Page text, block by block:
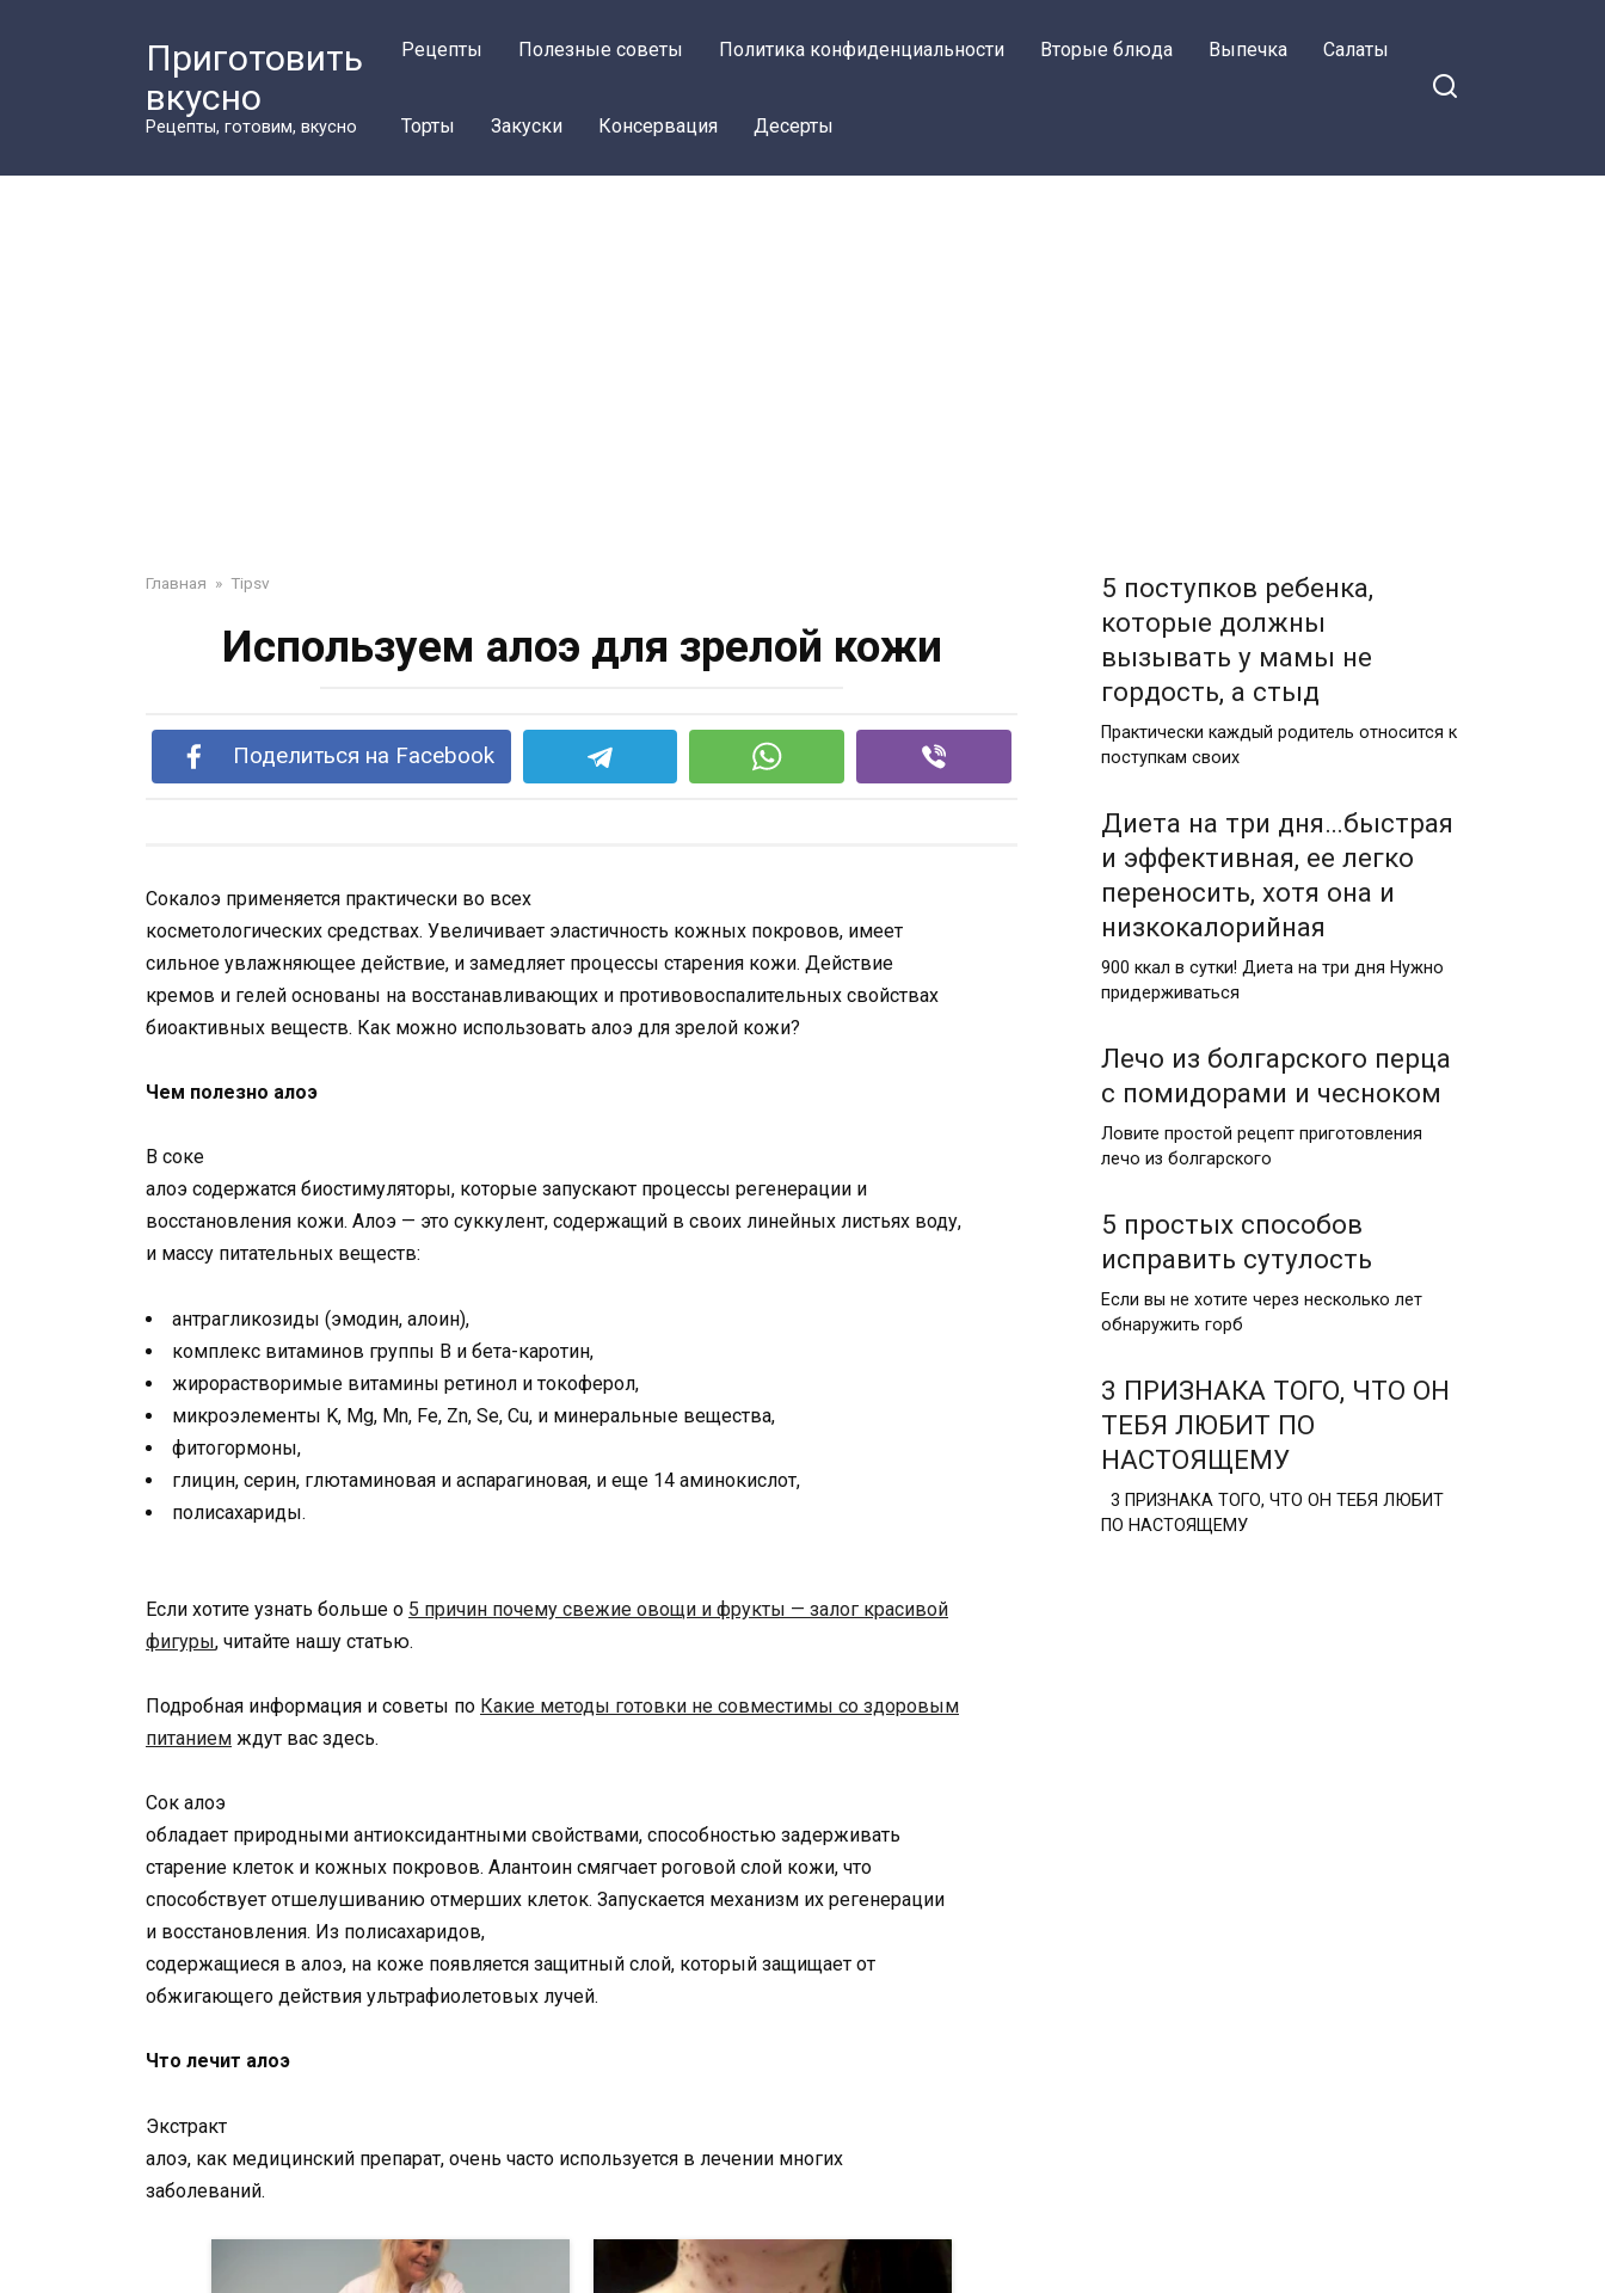
Приготовить
вкусно
Рецепты, готовим, вкусно
Рецепты Полезные советы Политика конфиденциальности Вторые блюда Выпечка Салаты
Торты Закуски Консервация Десерты
Главная » Tipsv
Используем алоэ для зрелой кожи
Поделиться на Facebook
Сокалоэ применяется практически во всех
косметологических средствах. Увеличивает эластичность кожных покровов, имеет
сильное увлажняющее действие, и замедляет процессы старения кожи. Действие
кремов и гелей основаны на восстанавливающих и противовоспалительных свойствах
биоактивных веществ. Как можно использовать алоэ для зрелой кожи?
Чем полезно алоэ
В соке
алоэ содержатся биостимуляторы, которые запускают процессы регенерации и
восстановления кожи. Алоэ — это суккулент, содержащий в своих линейных листьях воду,
и массу питательных веществ:
антрагликозиды (эмодин, алоин),
комплекс витаминов группы В и бета-каротин,
жирорастворимые витамины ретинол и токоферол,
микроэлементы K, Mg, Mn, Fe, Zn, Se, Cu, и минеральные вещества,
фитогормоны,
глицин, серин, глютаминовая и аспарагиновая, и еще 14 аминокислот,
полисахариды.
Если хотите узнать больше о 5 причин почему свежие овощи и фрукты — залог красивой
фигуры, читайте нашу статью.
Подробная информация и советы по Какие методы готовки не совместимы со здоровым
питанием ждут вас здесь.
Сок алоэ
обладает природными антиоксидантными свойствами, способностью задерживать
старение клеток и кожных покровов. Алантоин смягчает роговой слой кожи, что
способствует отшелушиванию отмерших клеток. Запускается механизм их регенерации
и восстановления. Из полисахаридов,
содержащиеся в алоэ, на коже появляется защитный слой, который защищает от
обжигающего действия ультрафиолетовых лучей.
Что лечит алоэ
Экстракт
алоэ, как медицинский препарат, очень часто используется в лечении многих
заболеваний.
5 поступков ребенка,
которые должны
вызывать у мамы не
гордость, а стыд
Практически каждый родитель относится к
поступкам своих
Диета на три дня…быстрая
и эффективная, ее легко
переносить, хотя она и
низкокалорийная
900 ккал в сутки! Диета на три дня Нужно
придерживаться
Лечо из болгарского перца
с помидорами и чесноком
Ловите простой рецепт приготовления
лечо из болгарского
5 простых способов
исправить сутулость
Если вы не хотите через несколько лет
обнаружить горб
3 ПРИЗНАКА ТОГО, ЧТО ОН
ТЕБЯ ЛЮБИТ ПО
НАСТОЯЩЕМУ
3 ПРИЗНАКА ТОГО, ЧТО ОН ТЕБЯ ЛЮБИТ
ПО НАСТОЯЩЕМУ